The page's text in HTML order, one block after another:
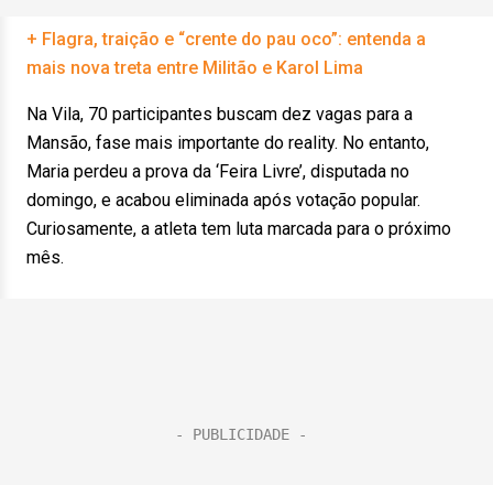
+ Flagra, traição e “crente do pau oco”: entenda a
mais nova treta entre Militão e Karol Lima
Na Vila, 70 participantes buscam dez vagas para a
Mansão, fase mais importante do reality. No entanto,
Maria perdeu a prova da ‘Feira Livre’, disputada no
domingo, e acabou eliminada após votação popular.
Curiosamente, a atleta tem luta marcada para o próximo
mês.